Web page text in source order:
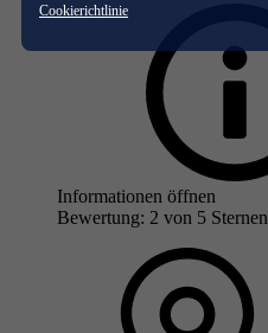
Cookierichtlinie
Informationen öffnen
Bewertung: 2 von 5 Sternen